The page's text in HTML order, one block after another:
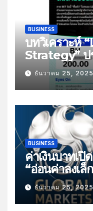
BUSINESS
บทวิเคราะห์
Strategy” ป
ธันวาคม
ส่งออกไทย”
ธันวาคม 25, 2025
BUSINESS
ค่าเงินบาทเปิ
“อ่อนค่าลงเล็
ธันวาคม 25, 2025